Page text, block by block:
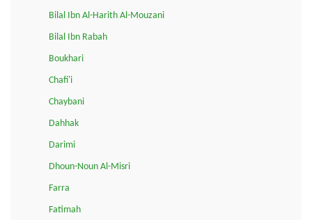
Bilal Ibn Al-Harith Al-Mouzani
Bilal Ibn Rabah
Boukhari
Chafi'i
Chaybani
Dahhak
Darimi
Dhoun-Noun Al-Misri
Farra
Fatimah